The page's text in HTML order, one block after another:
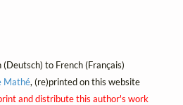
to French (Français)
Mathé, (re)printed on this website
and distribute this author's work